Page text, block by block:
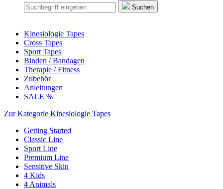
Suchen
Kinesiologie Tapes
Cross Tapes
Sport Tapes
Binden / Bandagen
Therapie / Fitness
Zubehör
Anleitungen
SALE %
Zur Kategorie Kinesiologie Tapes
Getting Started
Classic Line
Sport Line
Premium Line
Sensitive Skin
4 Kids
4 Animals